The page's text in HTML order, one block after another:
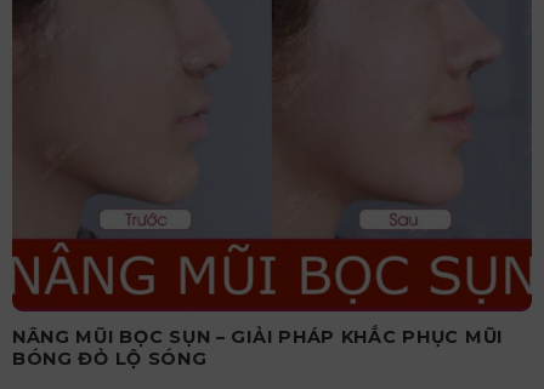
NÂNG MŨI BỌC SỤN – GIẢI PHÁP KHẮC PHỤC MŨI
BÓNG ĐỎ LỘ SÓNG